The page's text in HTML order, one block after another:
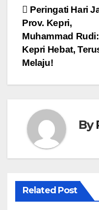
Navigasi
pos
Peringati Hari
Prov. Kepri,
Muhammad Rudi:
Kepri Hebat,
Melaju!
By
Related Post